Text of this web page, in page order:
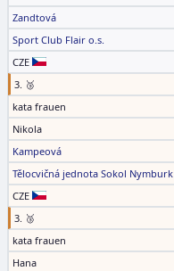
Zandtová
Sport Club Flair o.s.
CZE
3. 🥉
kata frauen
Nikola
Kampeová
Tělocvičná jednota Sokol Nymburk
CZE
3. 🥉
kata frauen
Hana